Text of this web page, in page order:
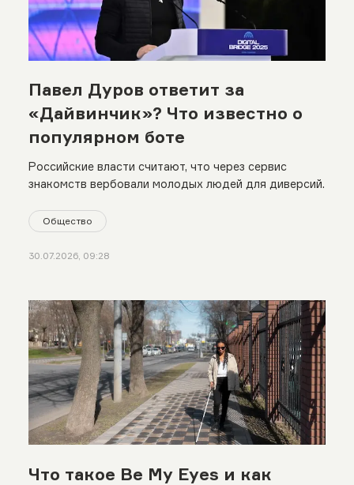
Павел Дуров ответит за
«Дайвинчик»? Что известно о
популярном боте
Российские власти считают, что через сервис
знакомств вербовали молодых людей для диверсий.
Общество
30.07.2026, 09:28
Что такое Be My Eyes и как